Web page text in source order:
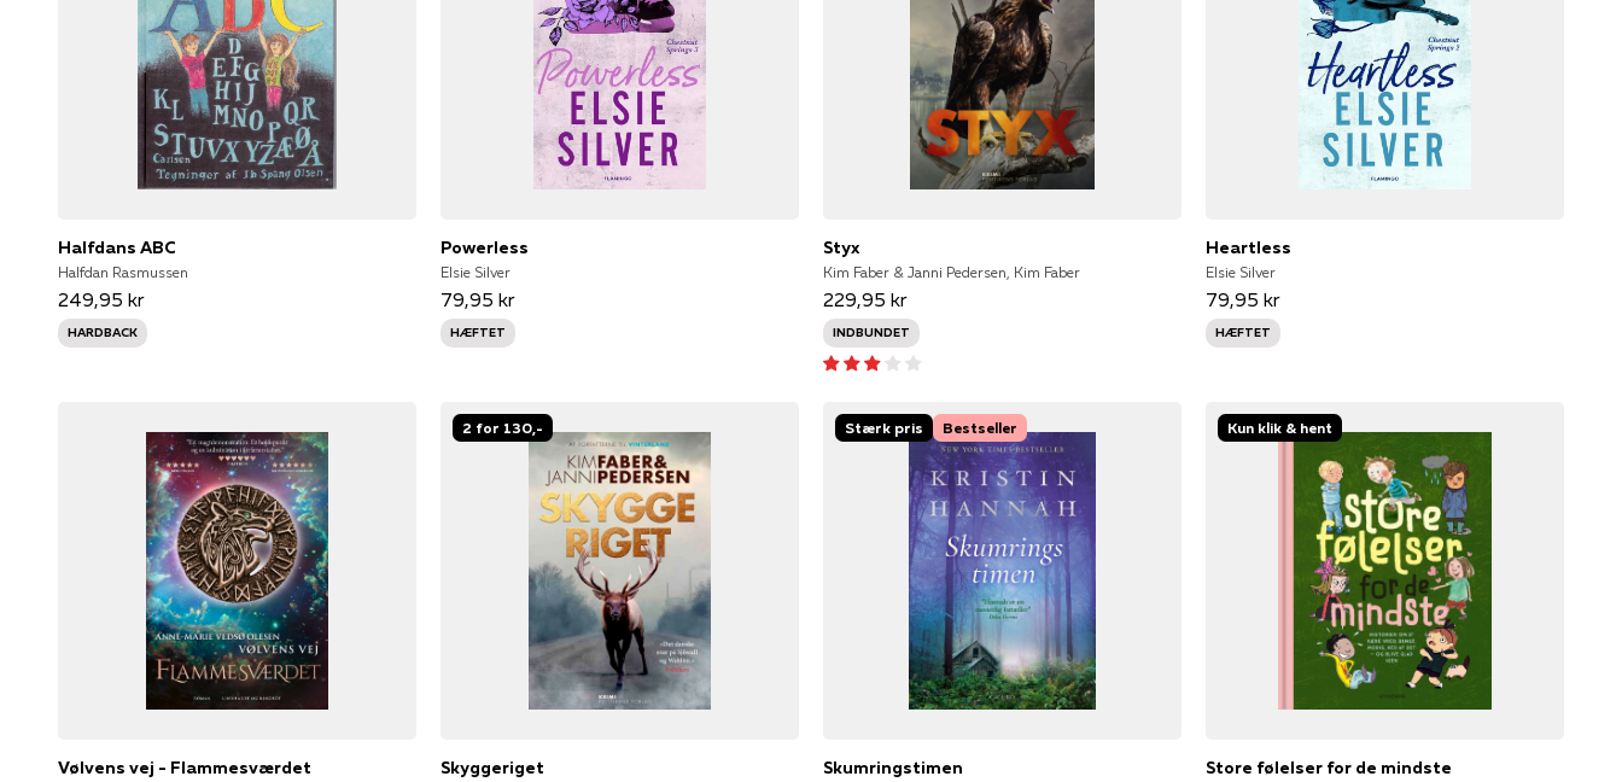
Halfdans ABC
Halfdan Rasmussen
249,95 kr
HARDBACK
Powerless
Elsie Silver
79,95 kr
HÆFTET
Styx
Kim Faber & Janni Pedersen, Kim Faber
229,95 kr
INDBUNDET
Heartless
Elsie Silver
79,95 kr
HÆFTET
Vølvens vej - Flammesværdet
2 for 130,-
Skyggeriget
Stærk pris Bestseller
Skumringstimen
Kun klik & hent
Store følelser for de mindste